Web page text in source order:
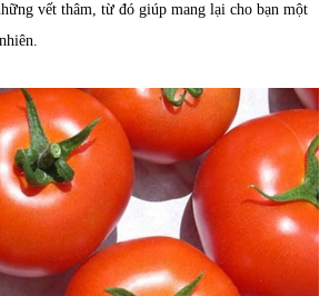
vết thâm, từ đó giúp mang lại cho bạn một